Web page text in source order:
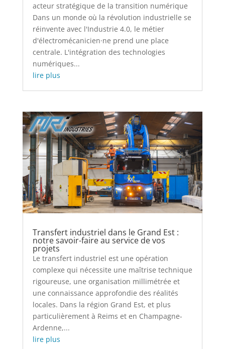
acteur stratégique de la transition numérique
Dans un monde où la révolution industrielle se
réinvente avec l'Industrie 4.0, le métier
d'électromécanicien·ne prend une place
centrale. L'intégration des technologies
numériques...
lire plus
Transfert industriel dans le Grand Est :
notre savoir-faire au service de vos
projets
Le transfert industriel est une opération
complexe qui nécessite une maîtrise technique
rigoureuse, une organisation millimétrée et
une connaissance approfondie des réalités
locales. Dans la région Grand Est, et plus
particulièrement à Reims et en Champagne-
Ardenne,...
lire plus